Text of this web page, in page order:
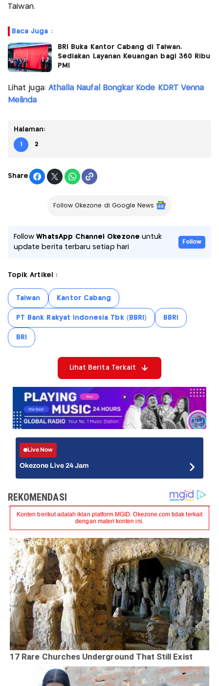
Taiwan.
Baca Juga :
BRI Buka Kantor Cabang di Taiwan,
Sediakan Layanan Keuangan bagi 360 Ribu
PMI
Lihat juga: Athalla Naufal Bongkar Kode KDRT Venna
Melinda
Halaman:
1 2
Share
Follow Okezone di Google News
FollowWhatsApp Channel Okezone untuk
update berita terbaru setiap hari
Follow
Topik Artikel :
Taiwan Kantor Cabang
PT Bank Rakyat Indonesia Tbk (BBRI) BBRI
BRI
Lihat Berita Terkait
Live Now
Okezone Live 24 Jam